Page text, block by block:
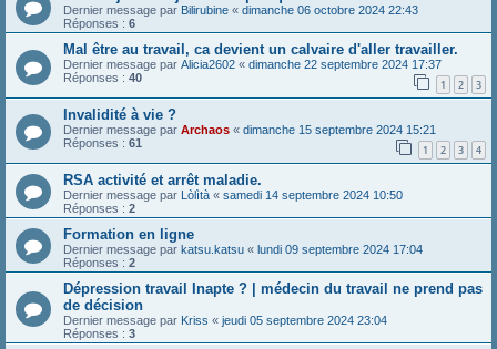
Dernier message par Bilirubine « dimanche 06 octobre 2024 22:43
Réponses : 6
Mal être au travail, ca devient un calvaire d'aller travailler.
Dernier message par Alicia2602 « dimanche 22 septembre 2024 17:37
Réponses : 40 1 2 3
Invalidité à vie ?
Dernier message par Archaos « dimanche 15 septembre 2024 15:21
Réponses : 61 1 2 3 4
RSA activité et arrêt maladie.
Dernier message par Lòlìtà « samedi 14 septembre 2024 10:50
Réponses : 2
Formation en ligne
Dernier message par katsu.katsu « lundi 09 septembre 2024 17:04
Réponses : 2
Dépression travail Inapte ? | médecin du travail ne prend pas
de décision
Dernier message par Kriss « jeudi 05 septembre 2024 23:04
Réponses : 3